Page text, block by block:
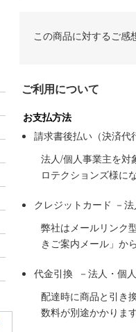
この商品に対するご感
ご利用について
お支払方法
請求書後払い（決済代
法人/個人事業主を対
ロテクションズ様に
クレジットカード －
弊社はメールリンク
きご案内メール」か
代金引換 －法人・個
配達時に商品と引き
数料が別途かかりま